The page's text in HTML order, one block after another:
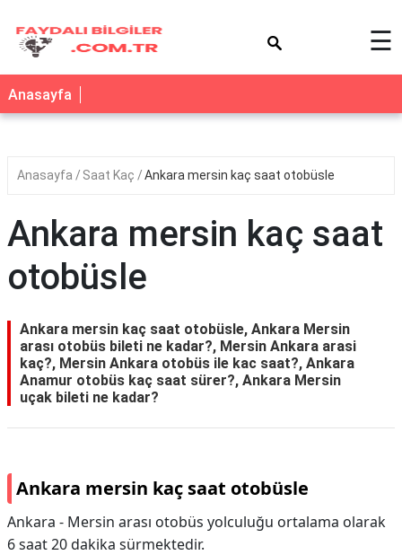
☰
Anasayfa
Anasayfa Saat Kaç Ankara mersin kaç saat otobüsle
Ankara mersin kaç saat
otobüsle
Ankara mersin kaç saat otobüsle, Ankara Mersin
arası otobüs bileti ne kadar?, Mersin Ankara arasi
kaç?, Mersin Ankara otobüs ile kac saat?, Ankara
Anamur otobüs kaç saat sürer?, Ankara Mersin
uçak bileti ne kadar?
Ankara mersin kaç saat otobüsle
Ankara - Mersin arası otobüs yolculuğu ortalama olarak
6 saat 20 dakika sürmektedir.